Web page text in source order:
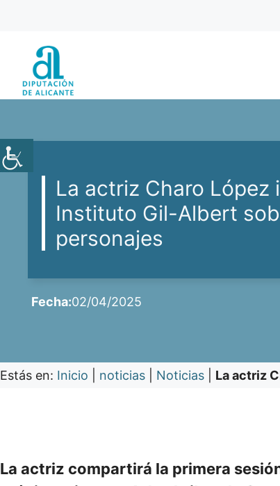
contenido
La actriz Charo López
Instituto Gil-Albert
personajes
Fecha:02/04/2025
Estás en: Inicio noticias Noticias La actriz
La actriz compartirá la primera